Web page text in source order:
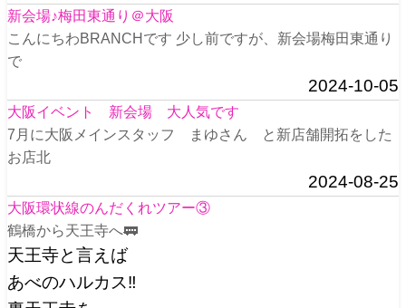
新会場♪梅田東通り＠大阪
こんにちわBRANCHです 少し前ですが、新会場梅田東通り
で
2024-10-05
大阪イベント 新会場 大人気です
7月に大阪メインスタッフ まゆさん と新店舗開拓をした
お店北
2024-08-25
大阪環状線のんだくれツアー③
鶴橋から天王寺へ🚃
天王寺と言えば
あべのハルカス‼️